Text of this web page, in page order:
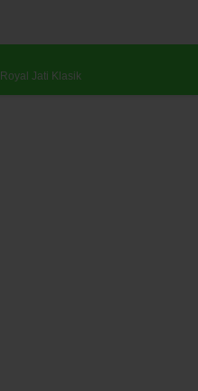
Royal Jati Klasik